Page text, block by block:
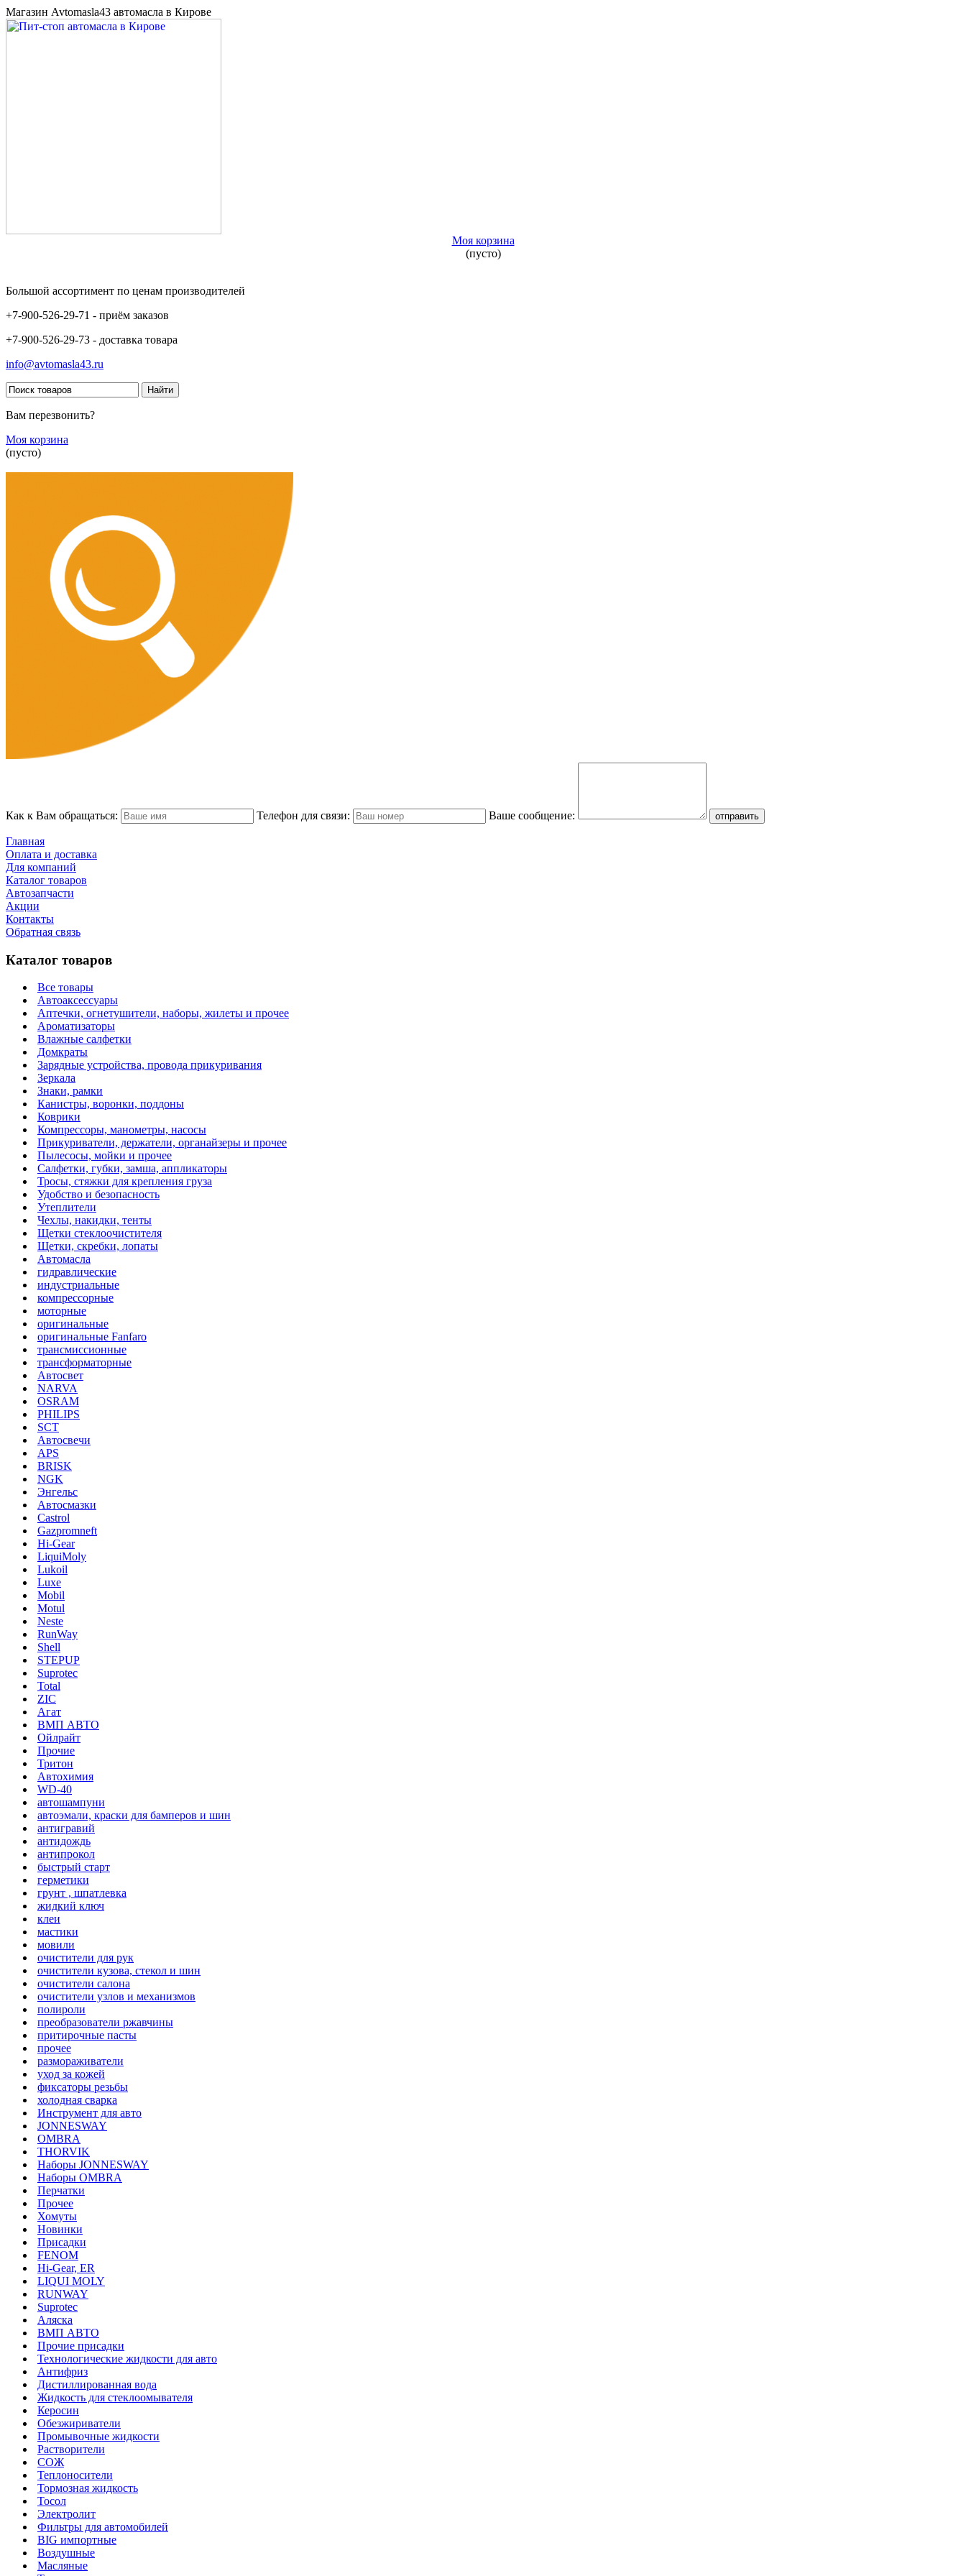
Магазин Avtomasla43 автомасла в Кирове
Моя корзина
(пусто)
Большой ассортимент по ценам производителей
+7-900-526-29-71 - приём заказов
+7-900-526-29-73 - доставка товара
info@avtomasla43.ru
Вам перезвонить?
Моя корзина
(пусто)
Как к Вам обращаться: Телефон для связи: Ваше сообщение:
Главная
Оплата и доставка
Для компаний
Каталог товаров
Автозапчасти
Акции
Контакты
Обратная связь
Каталог товаров
Все товары
Автоаксессуары
Аптечки, огнетушители, наборы, жилеты и прочее
Ароматизаторы
Влажные салфетки
Домкраты
Зарядные устройства, провода прикуривания
Зеркала
Знаки, рамки
Канистры, воронки, поддоны
Коврики
Компрессоры, манометры, насосы
Прикуриватели, держатели, органайзеры и прочее
Пылесосы, мойки и прочее
Салфетки, губки, замша, аппликаторы
Тросы, стяжки для крепления груза
Удобство и безопасность
Утеплители
Чехлы, накидки, тенты
Щетки стеклоочистителя
Щетки, скребки, лопаты
Автомасла
гидравлические
индустриальные
компрессорные
моторные
оригинальные
оригинальные Fanfaro
трансмиссионные
трансформаторные
Автосвет
NARVA
OSRAM
PHILIPS
SCT
Автосвечи
APS
BRISK
NGK
Энгельс
Автосмазки
Castrol
Gazpromneft
Hi-Gear
LiquiMoly
Lukoil
Luxe
Mobil
Motul
Neste
RunWay
Shell
STEPUP
Suprotec
Total
ZIC
Агат
ВМП АВТО
Ойлрайт
Прочие
Тритон
Автохимия
WD-40
автошампуни
автоэмали, краски для бамперов и шин
антигравий
антидождь
антипрокол
быстрый старт
герметики
грунт , шпатлевка
жидкий ключ
клеи
мастики
мовили
очистители для рук
очистители кузова, стекол и шин
очистители салона
очистители узлов и механизмов
полироли
преобразователи ржавчины
притирочные пасты
прочее
размораживатели
уход за кожей
фиксаторы резьбы
холодная сварка
Инструмент для авто
JONNESWAY
OMBRA
THORVIK
Наборы JONNESWAY
Наборы OMBRA
Перчатки
Прочее
Хомуты
Новинки
Присадки
FENOM
Hi-Gear, ER
LIQUI MOLY
RUNWAY
Suprotec
Аляска
ВМП АВТО
Прочие присадки
Технологические жидкости для авто
Антифриз
Дистиллированная вода
Жидкость для стеклоомывателя
Керосин
Обезжириватели
Промывочные жидкости
Растворители
СОЖ
Теплоносители
Тормозная жидкость
Тосол
Электролит
Фильтры для автомобилей
BIG импортные
Воздушные
Масляные